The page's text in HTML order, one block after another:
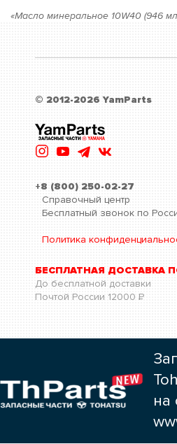
«Масло минеральное 10W40 (946
© 2012-2026 YamParts
+8 (800) 250-02-27
Справочный центр
Бесплатный звонок по
Политика
БЕСПЛАТНАЯ ДОСТАВКА
До бесплатной доставки
Почтой России 12000 Р
на